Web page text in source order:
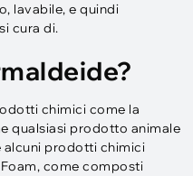
lavabile, e quindi
cura di.
chimici come la
qualsiasi prodotto animale
alcuni prodotti chimici
come composti